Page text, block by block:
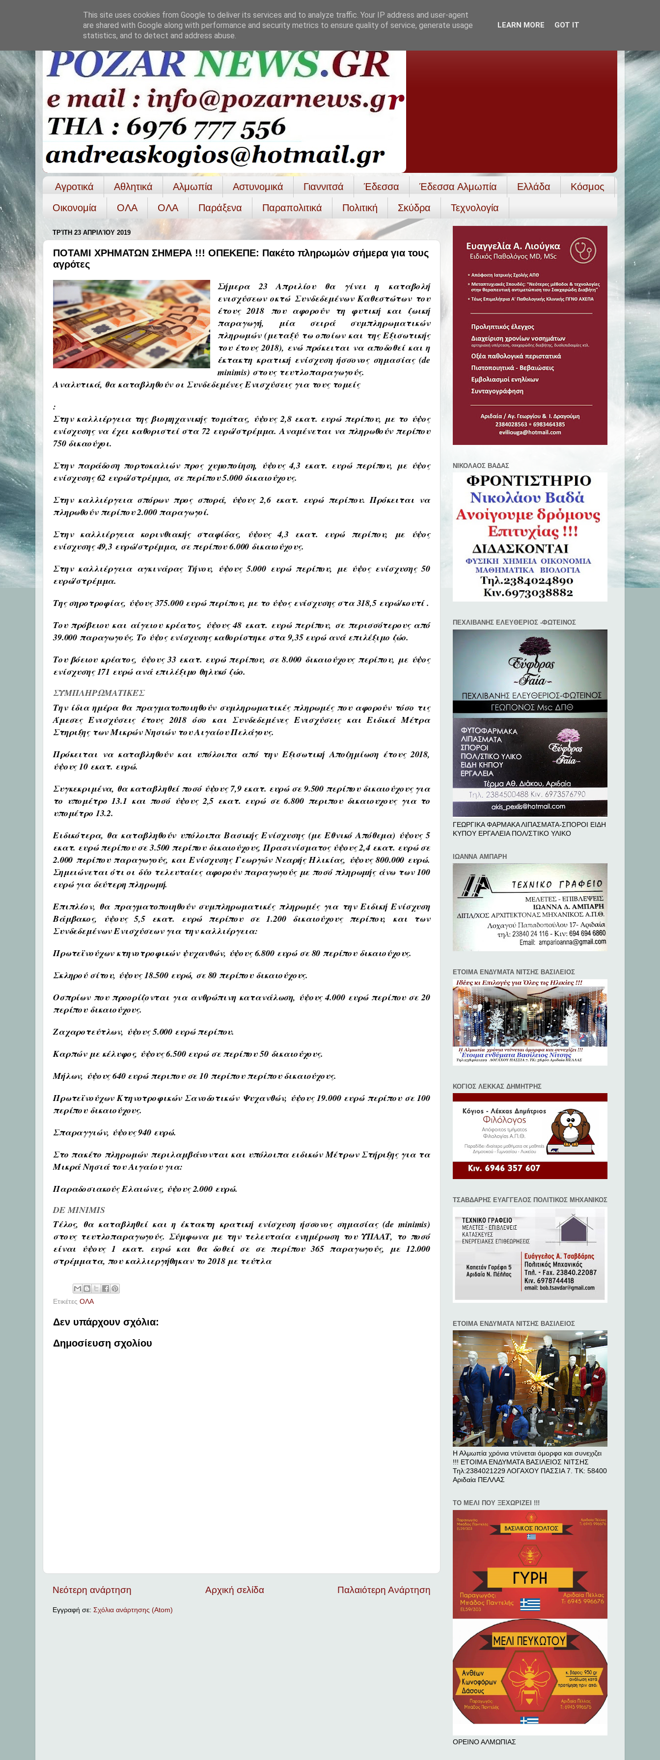
Αγροτικά Αθλητικά Αλμωπία Αστυνομικά Γιαννιτσά Έδεσσα Έδεσσα Αλμωπία Ελλάδα
Κόσμος
Οικονομία
ΟΛΑ ΟΛA Παράξενα Παραπολιτικά Πολιτική Σκύδρα Τεχνολογία
ΤΡΊΤΗ 23 ΑΠΡΙΛΊΟΥ 2019
ΠΟΤΑΜΙ ΧΡΗΜΑΤΩΝ ΣΗΜΕΡΑ !!! ΟΠΕΚΕΠΕ: Πακέτο πληρωμών σήμερα για τους
αγρότες
Σήμερα 23 Απριλίου θα γίνει η καταβολή
ενισχύσεων οκτώ Συνδεδεμένων Καθεστώτων του
έτους 2018 που αφορούν τη φυτική και ζωική
παραγωγή, μία σειρά συμπληρωματικών
πληρωμών (μεταξύ τω οποίων και της Εξισωτικής
του έτους 2018), ενώ πρόκειται να αποδοθεί και η
έκτακτη κρατική ενίσχυση ήσσονος σημασίας (de
minimis) στους τευτλοπαραγωγούς.
Αναλυτικά, θα καταβληθούνοι Συνδεδεμένες Ενισχύσεις για τους τομείς
:
Στην καλλιέργεια της βιομηχανικής τομάτας, ύψους 2,8 εκατ. ευρώ περίπου, με το ύψος
ενίσχυσης να έχει καθοριστεί στα 72 ευρώ/στρέμμα. Αναμένεται να πληρωθούν περίπου
750 δικαούχοι.
Στην παράδοση πορτοκαλιών προς χυμοποίηση, ύψους 4,3 εκατ. ευρώ περίπου, με ύψος
ενίσχυσης 62 ευρώ/στρέμμα, σε περίπου 5.000 δικαιούχους.
Στην καλλιέργεια σπόρων προς σπορά, ύψους 2,6 εκατ. ευρώ περίπου. Πρόκειται να
πληρωθούν περίπου 2.000 παραγωγοί.
Στην καλλιέργεια κορινθιακής σταφίδας, ύψους 4,3 εκατ. ευρώ περίπου, με ύψος
ενίσχυσης 49,3 ευρώ/στρέμμα, σε περίπου 6.000 δικαιούχους.
Στην καλλιέργεια αγκινάρας Τήνου, ύψους 5.000 ευρώ περίπου, με ύψος ενίσχυσης 50
ευρώ/στρέμμα.
Της σηροτροφίας, ύψους 375.000 ευρώ περίπου, με το ύψος ενίσχυσης στα 318,5 ευρώ/κουτί .
Του πρόβειου και αίγειου κρέατος, ύψους 48 εκατ. ευρώ περίπου, σε περισσότερους από
39.000 παραγωγούς. Το ύψος ενίσχυσης καθορίστηκε στα 9,35 ευρώ ανά επιλέξιμο ζώο.
Του βόειου κρέατος, ύψους 33 εκατ. ευρώ περίπου, σε 8.000 δικαιούχους περίπου, με ύψος
ενίσχυσης 171 ευρώ ανά επιλέξιμο θηλυκό ζώο.
ΣΥΜΠΛΗΡΩΜΑΤΙΚΈΣ
Την ίδια ημέρα θα πραγματοποιηθούν συμληρωματικές πληρωμές που αφορούν τόσο τις
Άμεσες Ενισχύσεις έτους 2018 όσο και Συνδεδεμένες Ενισχύσεις και Ειδικά Μέτρα
Στηριξης των Μικρών Νησιών του Αιγαίου Πελάγους.
Πρόκειται να καταβληθούν και υπόλοιπα από τηνΕξισωτική Αποζημίωση έτους 2018,
ύψους 10 εκατ. ευρώ.
Συγκεκριμένα, θα καταβληθεί ποσό ύψους 7,9 εκατ. ευρώ σε 9.500 περίπου δικαιούχους για
το υπομέτρο 13.1 και ποσό ύψους 2,5 εκατ. ευρώ σε 6.800 περιπου δικαιουχους για το
υπομέτρο 13.2.
Ειδικότερα, θα καταβληθούν υπόλοιπα Βασικής Ενίσχυσης(με Εθνικό Απόθεμα) ύψους 5
εκατ. ευρώ περίπου σε 3.500 περίπου δικαιούχους, Πρασινίσματος ύψους 2,4 εκατ. ευρώ σε
2.000 περίπου παραγωγούς, και Ενίσχυσης Γεωργών Νεαρής Ηλικίας, ύψους 800.000 ευρώ.
Σημειώνεται ότι οι δύο τελευταίες αφορούν παραγωγούς με ποσό πληρωμής άνω των 100
ευρώ για δεύτερη πληρωμή.
Επιπλέον, θα πραγματοποιηθούν συμπληρωματικές πληρωμές για την Ειδική Ενίσχυση
Βάμβακος, ύψους 5,5 εκατ. ευρώ περίπου σε 1.200 δικαιούχους περίπου, και των
Συνδεδεμένων Ενισχύσεων για την καλλιέργεια:
Πρωτεϊνούχων κτηνοτροφικών ψυχανθών, ύψους 6.800 ευρώ σε 80 περίπου δικαιούχους.
Σκληρού σίτου, ύψους 18.500 ευρώ, σε 80 περίπου δικαιούχους.
Οσπρίωνπου προορίζονται για ανθρώπινη κατανάλωση, ύψους 4.000 ευρώ περίπου σε 20
περίπου δικαιούχους.
Ζαχαροτεύτλων, ύψους 5.000 ευρώ περίπου.
Καρπών με κέλυφος, ύψους 6.500 ευρώ σε περίπου 50 δικαιούχους.
Μήλων, ύψους 640 ευρώ περιπου σε 10 περίπου περίπου δικαιούχους.
Πρωτεϊνούχων Κτηνοτροφικών Σανοδοτικών Ψυχανθών, ύψους 19.000 ευρώ περίπου σε 100
περίπου δικαιούχους.
Σπαραγγιών, ύψους 940 ευρώ.
Στο πακέτο πληρωμώνπεριλαμβάνονται και υπόλοιπα ειδικών Μέτρων Στήριξης για τα
Μικρά Νησιά του Αιγαίου για:
Παραδοσιακούς Ελαιώνες, ύψους 2.000 ευρώ.
DE MINIMIS
Τέλος, θα καταβληθεί και η έκτακτη κρατική ενίσχυση ήσσονος σημασίας (de minimis)
στους τευτλοπαραγωγούς. Σύμφωνα με την τελευταία ενημέρωση του ΥΠΑΑΤ, το ποσό
είναι ύψους 1 εκατ. ευρώ και θα δοθεί σε σε περίπου 365 παραγωγούς, με 12.000
στρέμματα, που καλλιεργήθηκαν το 2018 με τεύτλα
Ετικέτες ΟΛΑ
Δεν υπάρχουν σχόλια:
Δημοσίευση σχολίου
Νεότερη ανάρτηση Παλαιότερη Ανάρτηση
Αρχική σελίδα
Εγγραφή σε: Σχόλια ανάρτησης (Atom)
ΝΙΚΟΛΑΟΣ ΒΑΔΑΣ
ΠΕΧΛΙΒANΗΣ ΕΛΕΥΘΕΡΙΟΣ -ΦΩΤΕΙΝΟΣ
ΓΕΩΡΓΙΚΑ ΦΑΡΜΑΚΑ ΛΙΠΑΣΜΑΤΑ-ΣΠΟΡΟΙ ΕΙΔΗ
ΚΥΠΟΥ ΕΡΓΑΛΕΙΑ ΠΟΛ/ΣΤΙΚΟ ΥΛΙΚΟ
ΙΩΑΝΝΑ ΑΜΠΑΡΗ
ΕΤΟΙΜΑ ΕΝΔΥΜΑΤΑ ΝΙΤΣΗΣ ΒΑΣΙΛΕΙΟΣ
ΚΟΓΙΟΣ ΛΕΚΚΑΣ ΔΗΜΗΤΡΗΣ
ΤΣΑΒΔΑΡΗΣ ΕΥΑΓΓΕΛΟΣ ΠΟΛΙΤΙΚΟΣ ΜΗΧΑΝΙΚΟΣ
ΕΤΟΙΜΑ ΕΝΔΥΜΑΤΑ ΝΙΤΣΗΣ ΒΑΣΙΛΕΙΟΣ
Η Αλμωπία χρόνια ντύνεται όμορφα και συνεχιζει
!!! ΕΤΟΙΜΑ ΕΝΔΥΜΑΤΑ ΒΑΣΙΛΕΙΟΣ ΝΙΤΣΗΣ
Τηλ:2384021229 ΛΟΓΑΧΟΥ ΠΑΣΣΙΑ 7. ΤΚ: 58400
Αριδαία ΠΕΛΛAΣ
ΤΟ ΜΕΛΙ ΠΟΥ ΞΕΧΩΡΙΖΕΙ !!!
ΟΡΕΙΝΟ ΑΛΜΩΠΙΑΣ
This site uses cookies from Google to deliver its services and to analyze traffic. Your IP address and user-agent
are shared with Google along with performance and security metrics to ensure quality of service, generate usage
statistics, and to detect and address abuse.
LEARN MORE GOT IT